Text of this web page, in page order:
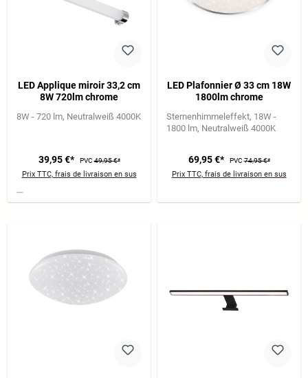
LED Applique miroir 33,2 cm
8W 720lm chrome
8W - 720 lm Neutralweiß 4000K
39,95 €* PVC49,95 €*
Prix TTC, frais de livraison en sus
LED Plafonnier Ø 33 cm 18W
1800lm chrome
Sternenhimmeleffekt 18W -
1800 lm Neutralweiß 4000K
69,95 €* PVC74,95 €*
Prix TTC, frais de livraison en sus